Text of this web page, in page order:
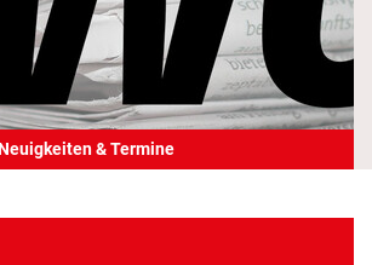
& Termine